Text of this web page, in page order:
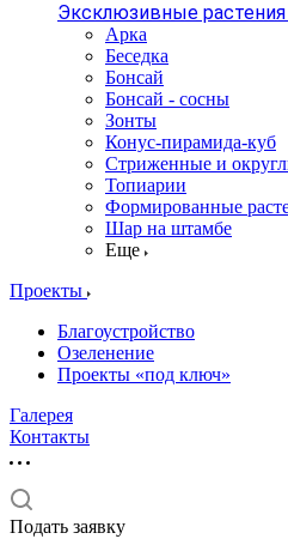
Эксклюзивные растения
Арка
Беседка
Бонсай
Бонсай - сосны
Зонты
Конус-пирамида-куб
Стриженные и
Топиарии
Формированные
Шар на штамбе
Еще
Проекты
Благоустройство
Озеленение
Проекты «под ключ»
Галерея
Контакты
Подать заявку